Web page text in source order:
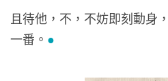
且待他，不，不妨即刻動身
一番。 ●